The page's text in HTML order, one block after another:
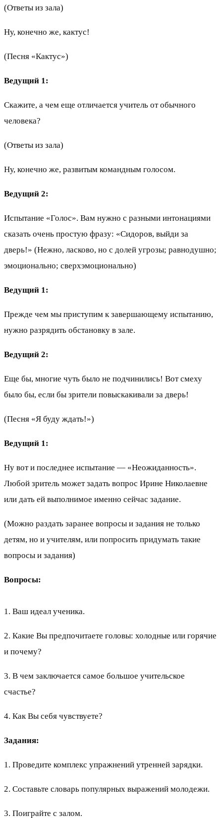
(Ответы из зала)
Ну, конечно же, кактус!
(Песня «Кактус»)
Ведущий 1:
Скажите, а чем еще отличается учитель от обычного
человека?
(Ответы из зала)
Ну, конечно же, развитым командным голосом.
Ведущий 2:
Испытание «Голос». Вам нужно с разными интонациями
сказать очень простую фразу: «Сидоров, выйди за
дверь!» (Нежно, ласково, но с долей угрозы; равнодушно;
эмоционально; сверхэмоционально)
Ведущий 1:
Прежде чем мы приступим к завершающему испытанию,
нужно разрядить обстановку в зале.
Ведущий 2:
Еще бы, многие чуть было не подчинились! Вот смеху
было бы, если бы зрители повыскакивали за дверь!
(Песня «Я буду ждать!»)
Ведущий 1:
Ну вот и последнее испытание — «Неожиданность».
Любой зритель может задать вопрос Ирине Николаевне
или дать ей выполнимое именно сейчас задание.
(Можно раздать заранее вопросы и задания не только
детям, но и учителям, или попросить придумать такие
вопросы и задания)
Вопросы:
1. Ваш идеал ученика.
2. Какие Вы предпочитаете головы: холодные или горячие
и почему?
3. В чем заключается самое большое учительское
счастье?
4. Как Вы себя чувствуете?
Задания:
1. Проведите комплекс упражнений утренней зарядки.
2. Составьте словарь популярных выражений молодежи.
3. Поиграйте с залом.